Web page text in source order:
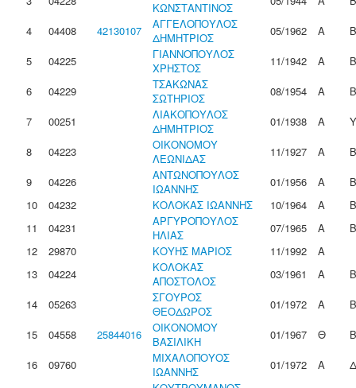
ΚΩΝΣΤΑΝΤΙΝΟΣ
4
04408 42130107
ΑΓΓΕΛΟΠΟΥΛΟΣ
ΔΗΜΗΤΡΙΟΣ
05/1962 Α
5
04225
ΓΙΑΝΝΟΠΟΥΛΟΣ
ΧΡΗΣΤΟΣ
11/1942 Α
6
04229
ΤΣΑΚΩΝΑΣ
ΣΩΤΗΡΙΟΣ
08/1954 Α
7
00251
ΛΙΑΚΟΠΟΥΛΟΣ
ΔΗΜΗΤΡΙΟΣ
01/1938 Α
8
04223
ΟΙΚΟΝΟΜΟΥ
ΛΕΩΝΙΔΑΣ
11/1927 Α
9
04226
ΑΝΤΩΝΟΠΟΥΛΟΣ
ΙΩΑΝΝΗΣ
01/1956 Α
10
04232 ΚΟΛΟΚΑΣ ΙΩΑΝΝΗΣ 10/1964 Α
11
04231
ΑΡΓΥΡΟΠΟΥΛΟΣ
ΗΛΙΑΣ
07/1965 Α
12
29870 ΚΟΥΗΣ ΜΑΡΙΟΣ 11/1992
Α
13
04224
ΚΟΛΟΚΑΣ
ΑΠΟΣΤΟΛΟΣ
03/1961 Α
14
05263
ΣΓΟΥΡΟΣ
ΘΕΟΔΩΡΟΣ
01/1972 Α
15
04558 25844016
ΟΙΚΟΝΟΜΟΥ
ΒΑΣΙΛΙΚΗ
01/1967 Θ
16
09760
ΜΙΧΑΛΟΠΟΥΟΣ
ΙΩΑΝΝΗΣ
01/1972 Α